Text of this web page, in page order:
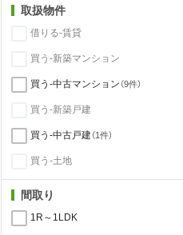
取扱物件
借りる-賃貸
買う-新築マンション
買う-中古マンション （9件）
買う-新築戸建
買う-中古戸建（1件）
買う-土地
間取り
1R～1LDK